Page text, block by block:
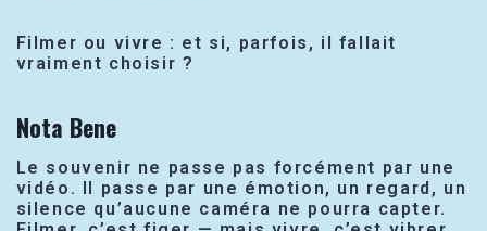
Filmer ou vivre : et si, parfois, il fallait
vraiment choisir ?
Nota Bene
Le souvenir ne passe pas forcément par une
vidéo. Il passe par une émotion, un regard, un
silence qu’aucune caméra ne pourra capter.